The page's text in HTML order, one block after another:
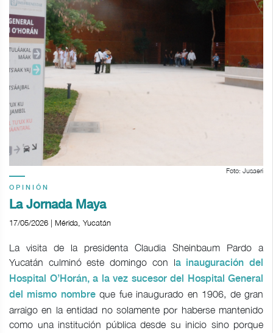
Foto: Jusaeri
OPINIÓN
La Jornada Maya
17/05/2026 | Mérida, Yucatán
La visita de la presidenta Claudia Sheinbaum Pardo a
Yucatán culminó este domingo con la inauguración del
Hospital O’Horán, a la vez sucesor del Hospital General
del mismo nombreque fue inaugurado en 1906, de gran
arraigo en la entidad no solamente por haberse mantenido
como una institución pública desde su inicio sino porque